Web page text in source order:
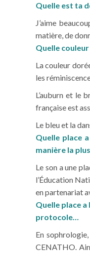
Quelle est ta
J’aime
matière, de
Quelle
La couleur
les
L’auburn et le
française est
Le bleu et la
Quelle place
manière la
Le son a une
l’Éducation
en partenariat
Quelle place a
protocole…
En
CENATHO.